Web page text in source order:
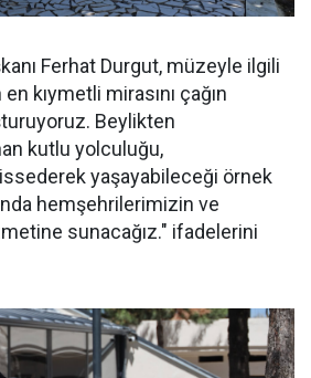
Ferhat Durgut, müzeyle ilgili
kıymetli mirasını çağın
Beylikten
kutlu yolculuğu,
yaşayabileceği örnek
hemşehrilerimizin ve
sunacağız." ifadelerini